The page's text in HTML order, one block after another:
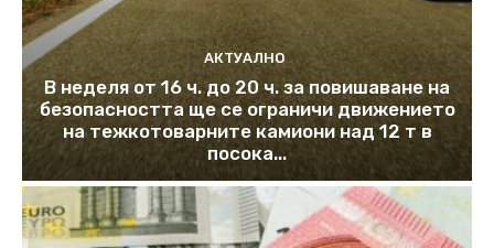
АКТУАЛНО
В неделя от 16 ч. до 20 ч. за повишаване на
безопасността ще се ограничи движението
на тежкотоварните камиони над 12 т в
посока...